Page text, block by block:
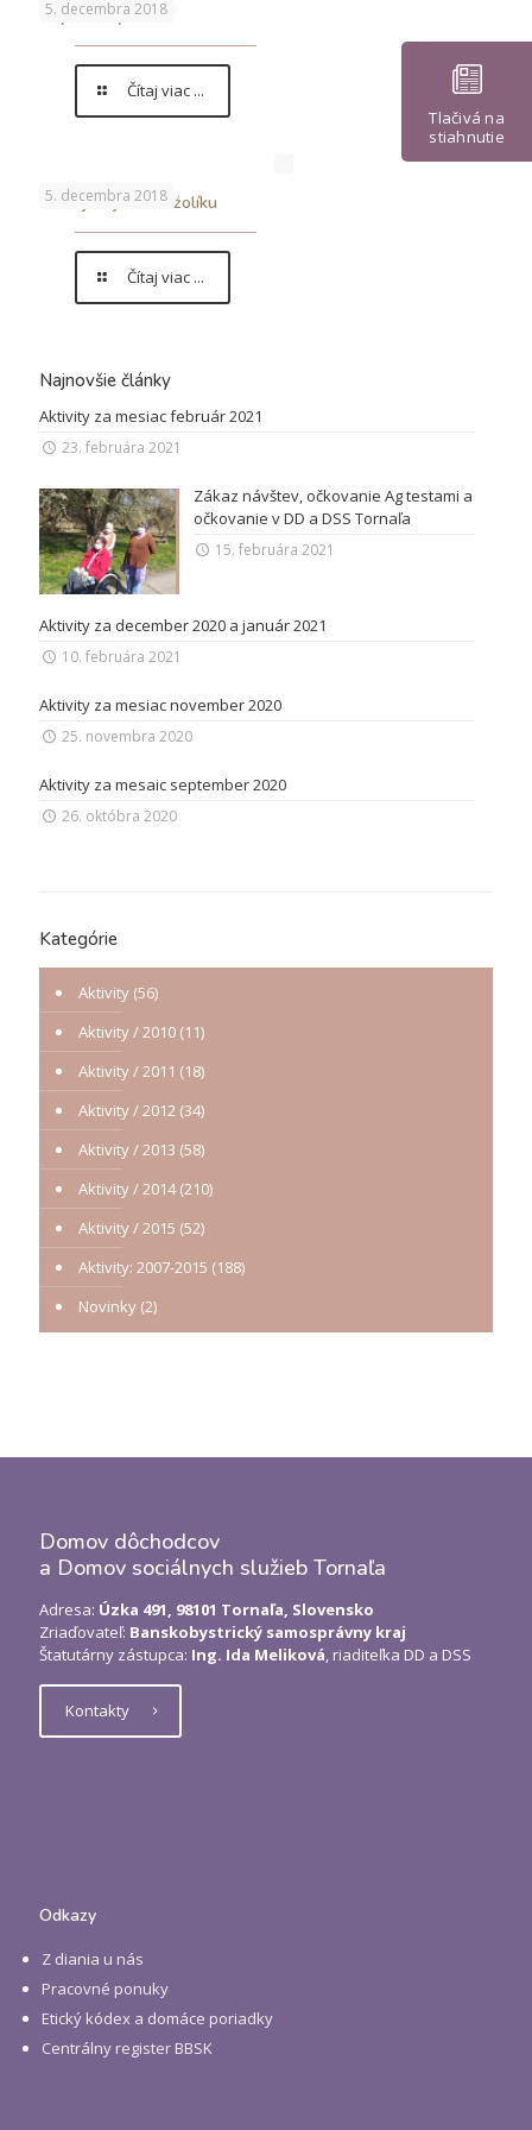
5. decembra 2018
Chytanie rybičiek
Čítaj viac ...
5. decembra 2018
Turnaj majstrov v žolíku
Čítaj viac ...
Najnovšie články
Aktivity za mesiac február 2021
23. februára 2021
Zákaz návštev, očkovanie Ag testami a
očkovanie v DD a DSS Tornaľa
15. februára 2021
Aktivity za december 2020 a január 2021
10. februára 2021
Aktivity za mesiac november 2020
25. novembra 2020
Aktivity za mesaic september 2020
26. októbra 2020
Kategórie
Aktivity (56)
Aktivity / 2010 (11)
Aktivity / 2011 (18)
Aktivity / 2012 (34)
Aktivity / 2013 (58)
Aktivity / 2014(210)
Aktivity / 2015 (52)
Aktivity: 2007-2015 (188)
Novinky (2)
Domov dôchodcov
a Domov sociálnych služieb Tornaľa
Adresa: Úzka 491, 98101 Tornaľa, Slovensko
Zriaďovateľ: Banskobystrický samosprávny kraj
Štatutárny zástupca: Ing. Ida Meliková, riaditeľka DD a DSS
Kontakty
Tlačivá na
stiahnutie
Odkazy
Z diania u nás
Pracovné ponuky
Etický kódex a domáce poriadky
Centrálny register BBSK